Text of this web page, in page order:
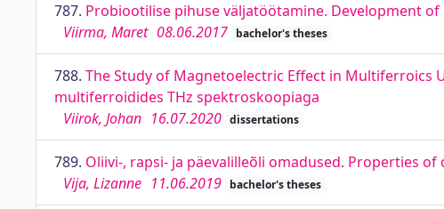
787. Probiootilise pihuse väljatöötamine. Development
Viirma, Maret 08.06.2017 bachelor's theses
788. The Study of Magnetoelectric Effect in Multiferroics
multiferroidides THz spektroskoopiaga
Viirok, Johan 16.07.2020 dissertations
789. Oliivi-, rapsi- ja päevalilleõli omadused. Properties
Vija, Lizanne 11.06.2019 bachelor's theses